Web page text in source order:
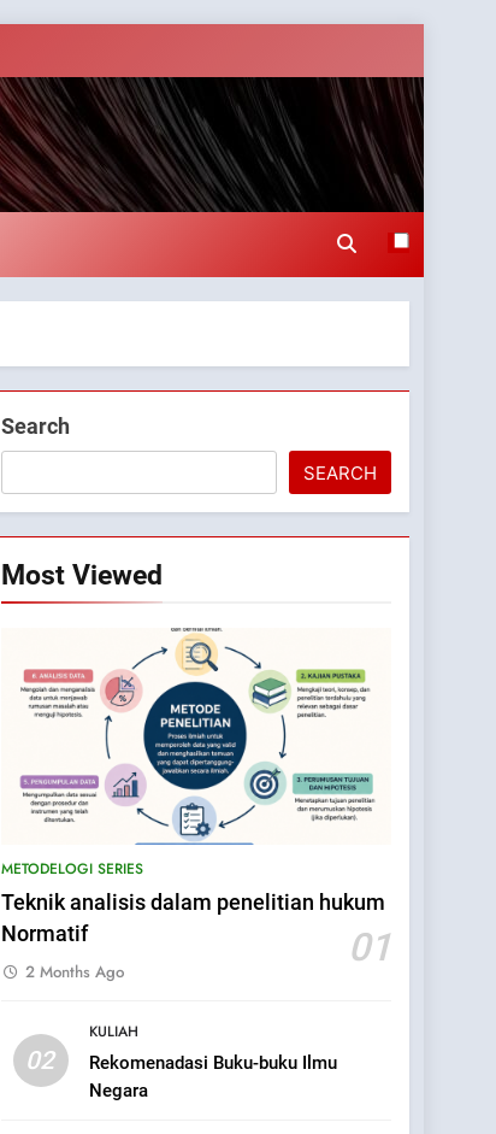
Search
SEARCH
Most Viewed
METODELOGI SERIES
Teknik analisis dalam penelitian hukum
Normatif
01
2 Months Ago
02
KULIAH
Rekomenadasi Buku-buku Ilmu
Negara